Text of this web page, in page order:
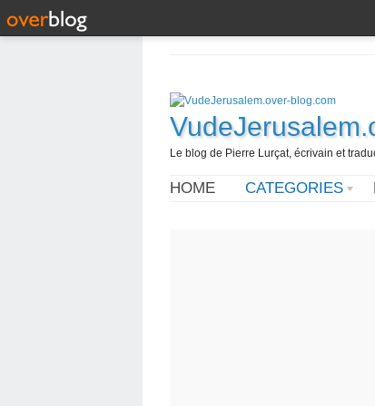
Le blog de Pierre Lurçat, écrivain et
HOME CATEGORIES